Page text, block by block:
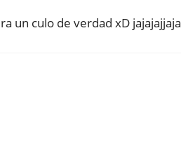
un culo de verdad xD jajajajjaja